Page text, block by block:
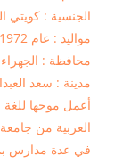
الجنسية : كويتي
مواليد : عام 1972 م
محافظة :
مدينة : سعد
أعمل موجها للغة
في عدة مدارس